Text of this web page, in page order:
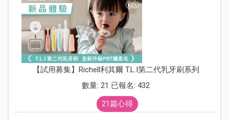
【試用募集】Richell利其爾 T.L.I第二代乳牙刷系列
數量: 21 已報名: 432
21篇心得